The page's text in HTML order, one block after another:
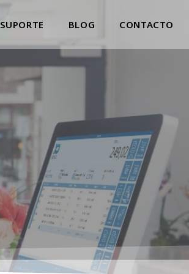
SUPORTE BLOG CONTACTO